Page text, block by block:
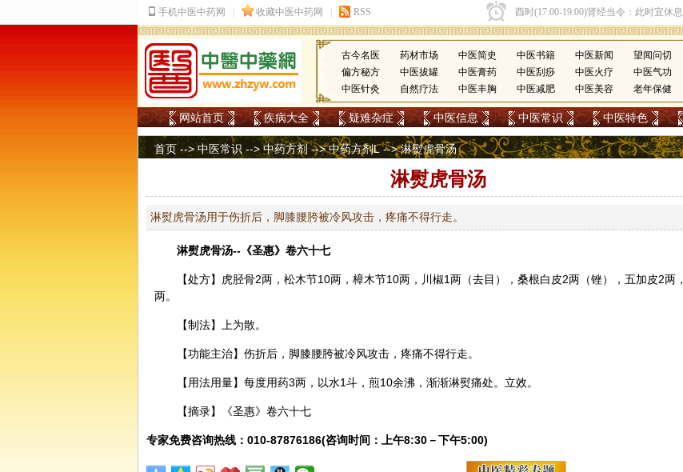
古今名医 药材市场 中医简史 中医书籍 中医新闻 望闻问切
偏方秘方
中医拔罐 中医膏药 中医刮痧 中医火疗 中医气功
中医针灸
自然疗法 中医丰胸 中医减肥 中医美容 老年保健
网站首页 疾病大全 疑难杂症 中医信息 中医常识 中医特色
首页 -->中医常识 -->中药方剂-->中药方剂L--> 淋熨虎骨汤
淋熨虎骨汤
淋熨虎骨汤用于伤折后，脚膝腰胯被冷风攻击，疼痛不得行走。
淋熨虎骨汤--《圣惠》卷六十七
【处方】虎胫骨2两，松木节10两，樟木节10两，川椒1两（去目），桑根白皮2两（锉）， 五加皮2两，
两。
【制法】上为散。
【功能主治】伤折后，脚膝腰胯被冷风攻击，疼痛不得行走。
【用法用量】每度用药3两，以水1斗，煎10余沸，渐渐淋熨痛处。立效。
【摘录】《圣惠》卷六十七
专家免费咨询热线：010-87876186(咨询时间：上午8:30－下午5:00)